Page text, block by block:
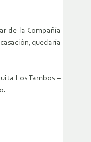
de la Compañía
quedaría
Los Tambos –